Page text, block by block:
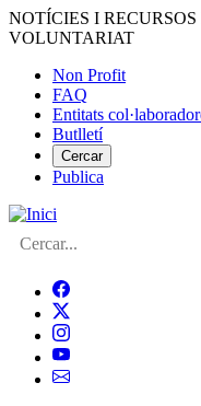
Vés
al
NOTÍCIES I
VOLUNTARIAT
Menú
del
compte
d'usuari
Non Profit
FAQ
Entitats
Butlletí
Cercar
Publica
Cerca